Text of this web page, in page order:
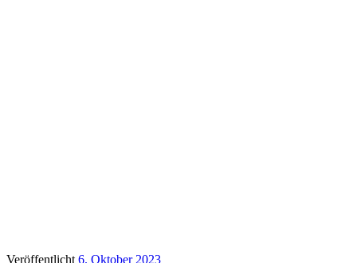
Veröffentlicht 6. Oktober 2023